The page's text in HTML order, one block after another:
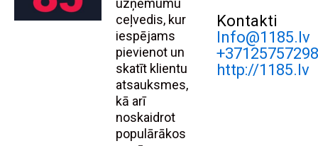
ceļvedis, kur
iespējams
pievienot un
skatīt klientu
atsauksmes,
kā arī
noskaidrot
populārākos
Kontakti
Info@1185.lv
http://1185.lv